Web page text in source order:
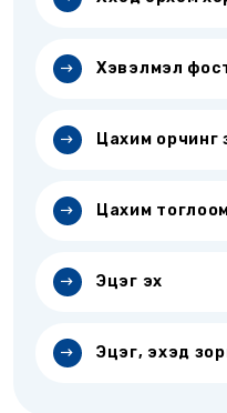
Хэвэлмэл
Цахим орчинг
Цахим
Эцэг эх
Эцэг, эхэд